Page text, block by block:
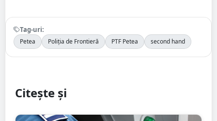
Tag-uri:
Petea Poliția de Frontieră PTF Petea second hand
Citește și